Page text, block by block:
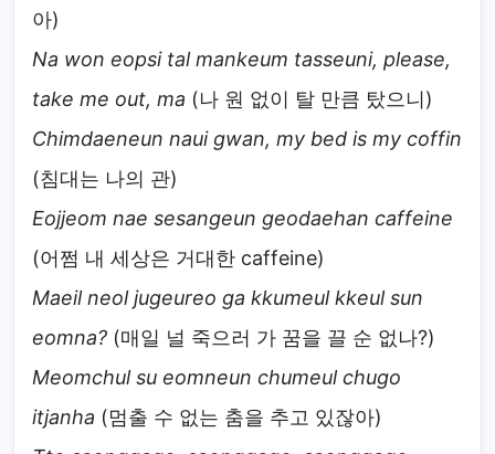
아)
Na won eopsi tal mankeum tasseuni, please,
take me out, ma (나 원 없이 탈 만큼 탔으니)
Chimdaeneun naui gwan, my bed is my coffin
(침대는 나의 관)
Eojjeom nae sesangeun geodaehan caffeine
(어쩜 내 세상은 거대한 caffeine)
Maeil neol jugeureo ga kkumeul kkeul sun
eomna? (매일 널 죽으러 가 꿈을 끌 순 없나?)
Meomchul su eomneun chumeul chugo
itjanha (멈출 수 없는 춤을 추고 있잖아)